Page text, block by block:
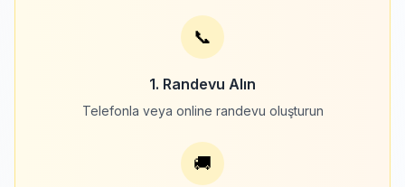
📞
1. Randevu Alın
Telefonla veya online randevu oluşturun
🚚